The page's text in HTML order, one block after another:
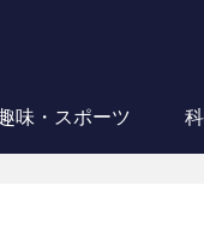
味・スポーツ